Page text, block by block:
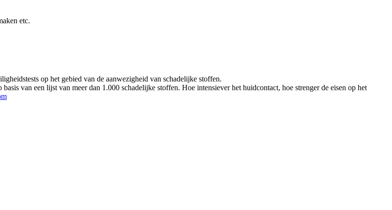
etc.
op het gebied van de aanwezigheid van schadelijke stoffen.
van een lijst van meer dan 1.000 schadelijke stoffen. Hoe intensiever het huidcontact, hoe strenger de eisen op het